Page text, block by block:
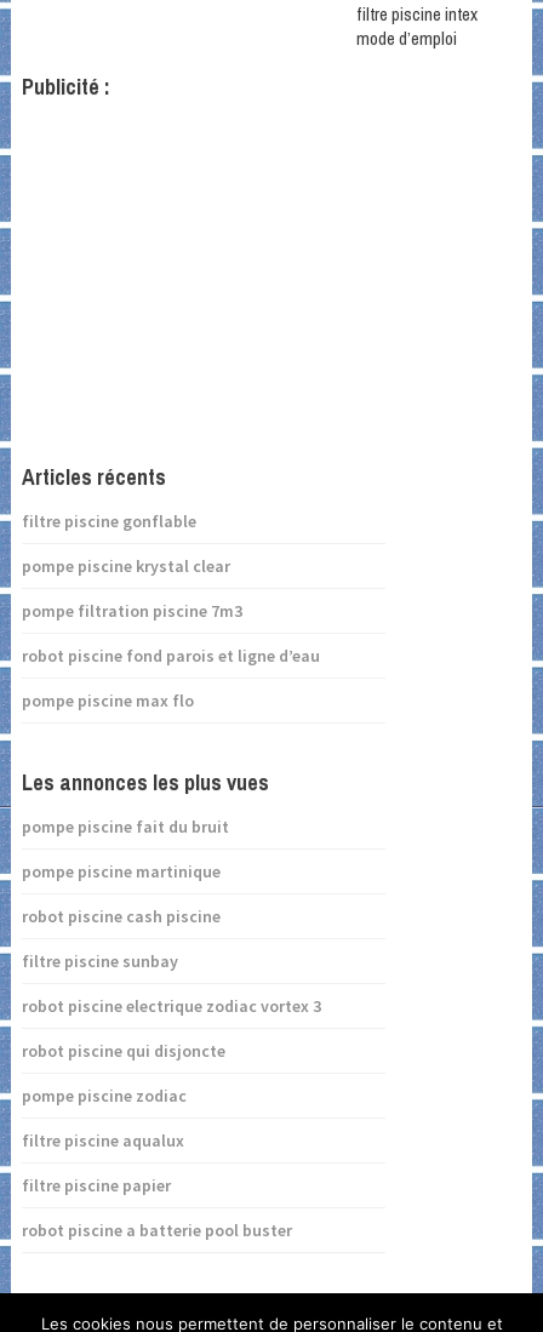
filtre piscine intex
mode d’emploi
Publicité :
Articles récents
filtre piscine gonflable
pompe piscine krystal clear
pompe filtration piscine 7m3
robot piscine fond parois et ligne d’eau
pompe piscine max flo
Les annonces les plus vues
pompe piscine fait du bruit
pompe piscine martinique
robot piscine cash piscine
filtre piscine sunbay
robot piscine electrique zodiac vortex 3
robot piscine qui disjoncte
pompe piscine zodiac
filtre piscine aqualux
filtre piscine papier
robot piscine a batterie pool buster
Les cookies nous permettent de personnaliser le contenu et